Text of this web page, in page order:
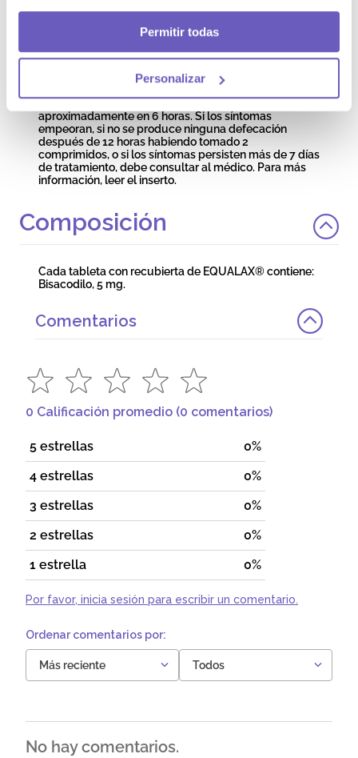
Permitir todas
Personalizar
no pueden tomar este medicamento, está
contraindicado en ellos. Cómo tomar: este
medicamento se toma por vía oral. Se recomienda
deglutir la tableta entera, sin masticar y con
ayunas. Si se toma por la noche, se producirá la
por la mañana en ayunas, la defecación se producirá
aproximadamente en 6 horas. Si los síntomas
empeoran, si no se produce ninguna defecación
después de 12 horas habiendo tomado 2
comprimidos, o si los síntomas persisten más de 7 días
de tratamiento, debe consultar al médico. Para más
información, leer el inserto.
Composición
Cada tableta con recubierta de EQUALAX® contiene:
Bisacodilo, 5 mg.
Comentarios
0 Calificación promedio (0 comentarios)
5 estrellas
0%
4 estrellas
0%
3 estrellas
0%
2 estrellas
0%
1 estrella
0%
Por favor, inicia sesión para escribir un comentario.
Más reciente Todos
No hay comentarios.